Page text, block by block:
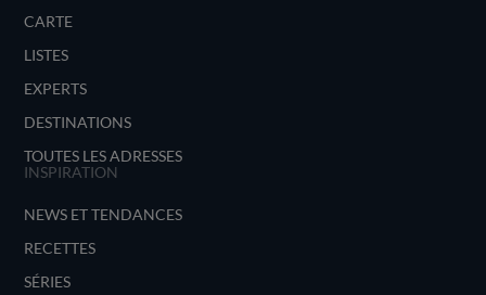
CARTE
LISTES
EXPERTS
DESTINATIONS
TOUTES LES ADRESSES
INSPIRATION
NEWS ET TENDANCES
RECETTES
SÉRIES